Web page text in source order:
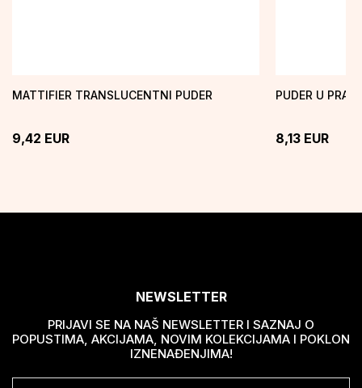
MATTIFIER TRANSLUCENTNI PUDER
9,42 EUR
PUDER U
8,13 EUR
NEWSLETTER
PRIJAVI SE NA NAŠ NEWSLETTER I SAZNAJ O
POPUSTIMA, AKCIJAMA, NOVIM KOLEKCIJAMA I POKLON
IZNENAĐENJIMA!